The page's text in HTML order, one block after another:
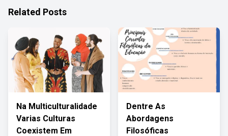
Related Posts
Na Multiculturalidade
Varias Culturas
Coexistem Em
Dentre As
Abordagens
Filosóficas